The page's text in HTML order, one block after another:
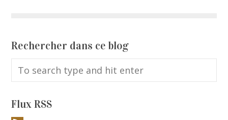
Rechercher dans ce blog
Flux RSS